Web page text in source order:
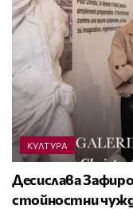
КУЛТУРА
Десислава
стойностни